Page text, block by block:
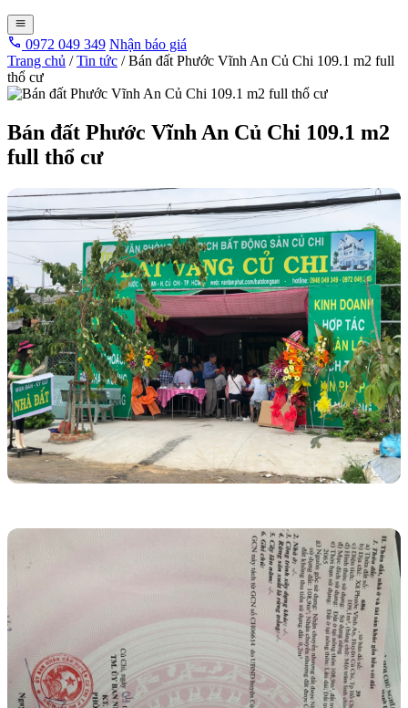
0972 049 349 Nhận báo giá
Trang chủ / Tin tức / Bán đất Phước Vĩnh An Củ Chi 109.1 m2 full
thổ cư
Bán đất Phước Vĩnh An Củ Chi 109.1 m2
full thổ cư